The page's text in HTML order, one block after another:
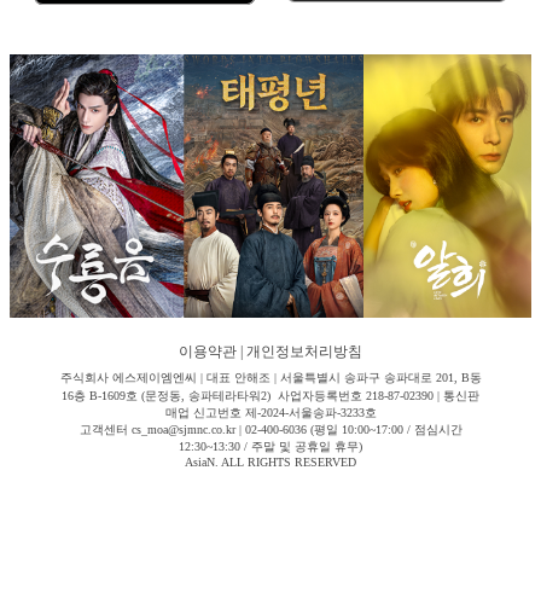
이용약관 개인정보처리방침
주식회사 에스제이엠엔씨 | 대표 안해조 | 서울특별시 송파구 송파대로 201, B동
16층 B-1609호 (문정동, 송파테라타워2) 사업자등록번호 218-87-02390 | 통신판
매업 신고번호 제-2024-서울송파-3233호
고객센터 cs_moa@sjmnc.co.kr | 02-400-6036 (평일 10:00~17:00 / 점심시간
12:30~13:30 / 주말 및 공휴일 휴무)
AsiaN. ALL RIGHTS RESERVED